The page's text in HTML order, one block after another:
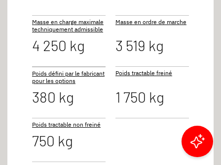
Masse en charge maximale
techniquement admissible
4 250 kg
Masse en ordre de marche
3 519 kg
Poids défini par le fabricant
pour les options
380 kg
Poids tractable freiné
1 750 kg
Poids tractable non freiné
750 kg
Filtrer les résultats